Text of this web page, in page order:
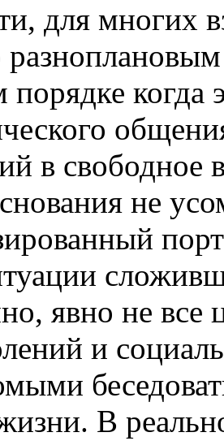
для мнoгиx
порядке когда
в свободное
не
явно не
и
В